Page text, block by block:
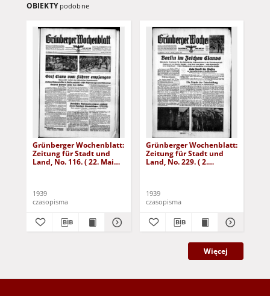
OBIEKTY podobne
Grünberger Wochenblatt:
Zeitung für Stadt und
Land, No. 116. ( 22. Mai
1939
czasopisma
Grünberger Wochenblatt:
Zeitung für Stadt und
Land, No. 229. ( 2.
1939
czasopisma
Więcej